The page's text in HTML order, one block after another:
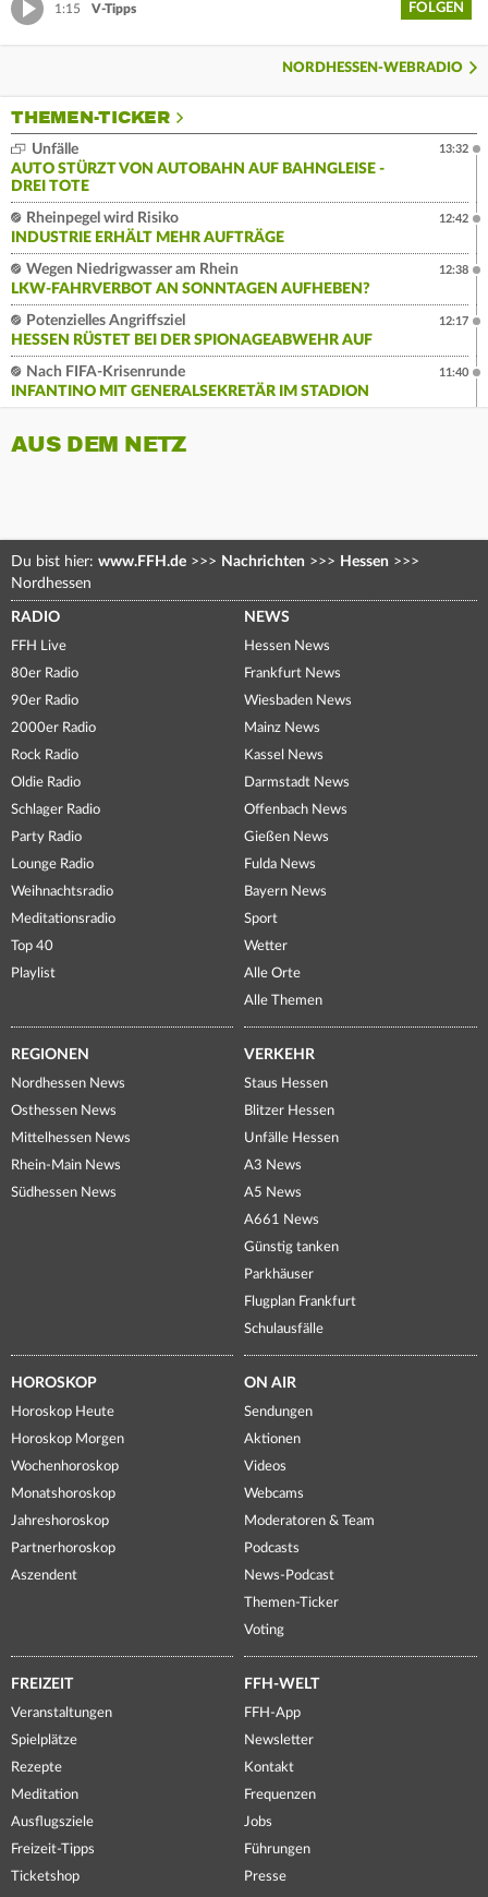
1:15 V-Tipps FOLGEN
NORDHESSEN-WEBRADIO
THEMEN-TICKER
Unfälle
AUTO STÜRZT VON AUTOBAHN AUF BAHNGLEISE -
DREI TOTE
13:32
Rheinpegel wird Risiko
INDUSTRIE ERHÄLT MEHR AUFTRÄGE
12:42
Wegen Niedrigwasser am Rhein
LKW-FAHRVERBOT AN SONNTAGEN AUFHEBEN?
12:38
Potenzielles Angriffsziel
HESSEN RÜSTET BEI DER SPIONAGEABWEHR AUF
12:17
Nach FIFA-Krisenrunde
INFANTINO MIT GENERALSEKRETÄR IM STADION
11:40
AUS DEM NETZ
Du bist hier: www.FFH.de >>> Nachrichten >>> Hessen >>>
Nordhessen
RADIO
FFH Live
80er Radio
90er Radio
2000er Radio
Rock Radio
Oldie Radio
Schlager Radio
Party Radio
Lounge Radio
Weihnachtsradio
Meditationsradio
Top 40
Playlist
NEWS
Hessen News
Frankfurt News
Wiesbaden News
Mainz News
Kassel News
Darmstadt News
Offenbach News
Gießen News
Fulda News
Bayern News
Sport
Wetter
Alle Orte
Alle Themen
REGIONEN
Nordhessen News
Osthessen News
Mittelhessen News
Rhein-Main News
Südhessen News
VERKEHR
Staus Hessen
Blitzer Hessen
Unfälle Hessen
A3 News
A5 News
A661 News
Günstig tanken
Parkhäuser
Flugplan Frankfurt
Schulausfälle
HOROSKOP
Horoskop Heute
Horoskop Morgen
Wochenhoroskop
Monatshoroskop
Jahreshoroskop
Partnerhoroskop
Aszendent
ON AIR
Sendungen
Aktionen
Videos
Webcams
Moderatoren & Team
Podcasts
News-Podcast
Themen-Ticker
Voting
FREIZEIT
Veranstaltungen
Spielplätze
Rezepte
Meditation
Ausflugsziele
Freizeit-Tipps
Ticketshop
FFH-WELT
FFH-App
Newsletter
Kontakt
Frequenzen
Jobs
Führungen
Presse